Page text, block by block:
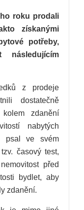
roku prodali
získanými
potřeby,
následujícím
z prodeje
dostatečně
zdanění
nabytých
psal ve svém
časový test,
před
bydlet, aby
zdanění.